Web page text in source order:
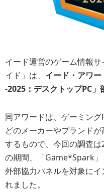
イード運営のゲーム情報
イド」は、 イード・アワ
-2025：デスクトップPC」
同アワードは、ゲーミング
どのメーカーやブランド
するもので、今回の調査
の期間、「Game*Spark
外部協力パネルを対象に
れました。